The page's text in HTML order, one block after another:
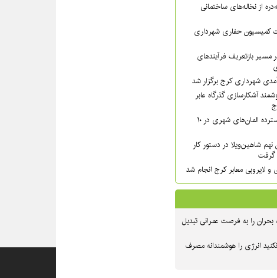
از نخاله‌های ساختمانی
حفاری شهرداری
بازتعریف فرآیندهای
شهرداری کرج برگزار شد
آشکارسازی گذرگاه عابر
شست‌وشوی گسترده المان‌های شهری در ۱۰
نهم شاهین‌ویلا در دستور کار
گرفت
و لایروبی معابر کرج انجام شد
را به فرصت عمرانی تبدیل
انرژی را هوشمندانه مصرف